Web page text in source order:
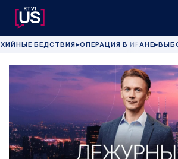
БЕДСТВИЯ▶ОПЕРАЦИЯ В ИРАНЕ▶